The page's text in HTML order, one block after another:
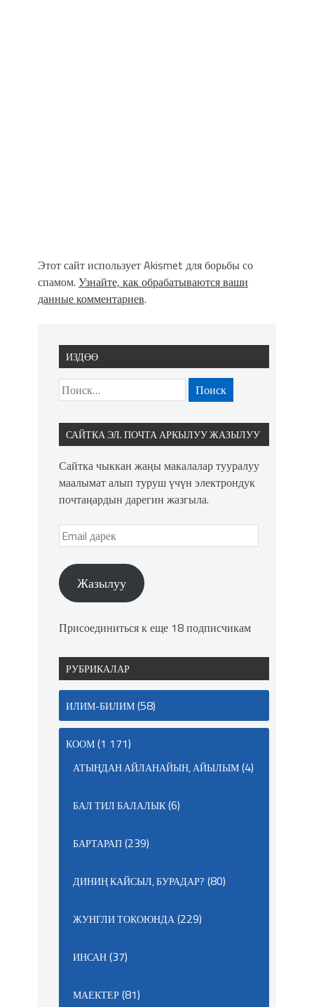
Этот сайт использует Akismet для борьбы со
спамом. Узнайте, как обрабатываются ваши
данные комментариев.
ИЗДӨӨ
САЙТКА ЭЛ. ПОЧТА АРКЫЛУУ ЖАЗЫЛУУ
Сайтка чыккан жаңы макалалар тууралуу
маалымат алып туруш үчүн электрондук
почтаңардын дарегин жазгыла.
Жазылуу
Присоединиться к еще 18 подписчикам
РУБРИКАЛАР
ИЛИМ-БИЛИМ(58)
КООМ(1 171)
АТЫҢДАН АЙЛАНАЙЫН, АЙЫЛЫМ(4)
БАЛ ТИЛ БАЛАЛЫК(6)
БАРТАРАП(239)
ДИНИҢ КАЙСЫЛ, БУРАДАР? (80)
ЖУНГЛИ ТОКОЮНДА(229)
ИНСАН(37)
МАЕКТЕР(81)